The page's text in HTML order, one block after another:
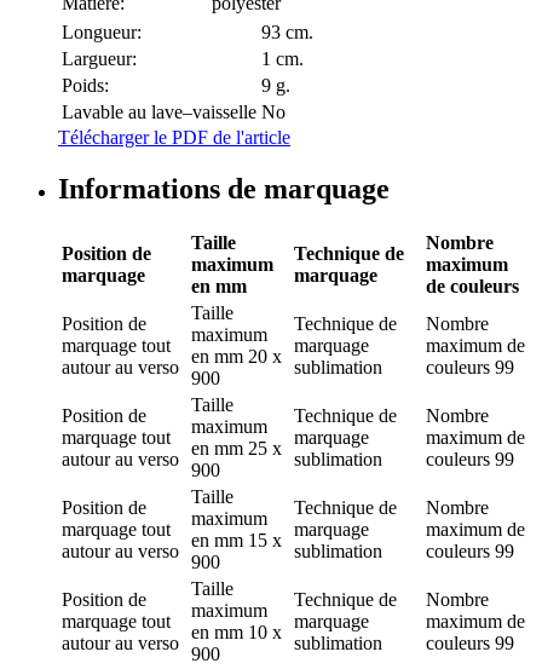
Longueur:
93 cm.
Largueur:
1 cm.
Poids:
9 g.
Lavable au lave–vaisselle No
Télécharger le PDF de l'article
Informations de marquage
Position de
marquage
Taille
maximum
en mm
Technique de
marquage
Nombre
maximum
de couleurs
Position de
marquage tout
autour au verso
Taille
maximum
en mm 20 x
900
Technique de
marquage
sublimation
Nombre
maximum de
couleurs 99
Position de
marquage tout
autour au verso
Taille
maximum
en mm 25 x
900
Technique de
marquage
sublimation
Nombre
maximum de
couleurs 99
Position de
marquage tout
autour au verso
Taille
maximum
en mm 15 x
900
Technique de
marquage
sublimation
Nombre
maximum de
couleurs 99
Position de
marquage tout
autour au verso
Taille
maximum
en mm 10 x
900
Technique de
marquage
sublimation
Nombre
maximum de
couleurs 99